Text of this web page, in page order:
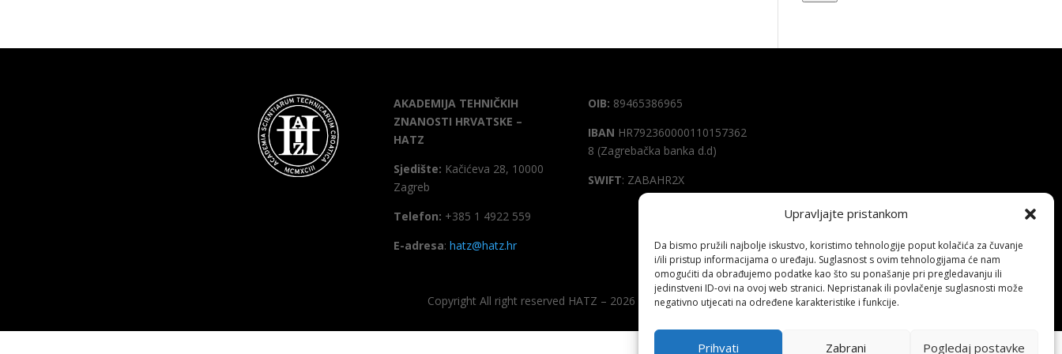
Upravljajte pristankom
Da bismo pružili najbolje iskustvo, koristimo tehnologije poput kolačića za čuvanje
i/ili pristup informacijama o uređaju. Suglasnost s ovim tehnologijama će nam
omogućiti da obrađujemo podatke kao što su ponašanje pri pregledavanju ili
jedinstveni ID-ovi na ovoj web stranici. Nepristanak ili povlačenje suglasnosti može
negativno utjecati na određene karakteristike i funkcije.
Prihvati Zabrani Pogledaj postavke
AKADEMIJA TEHNIČKIH
ZNANOSTI HRVATSKE –
HATZ
Sjedište: Kačićeva 28, 10000
Zagreb
Telefon: +385 1 4922 559
E-adresa: hatz@hatz.hr
OIB: 89465386965
IBAN HR792360000110157362
8 (Zagrebačka banka d.d)
SWIFT: ZABAHR2X
Copyright All right reserved HATZ – 2026